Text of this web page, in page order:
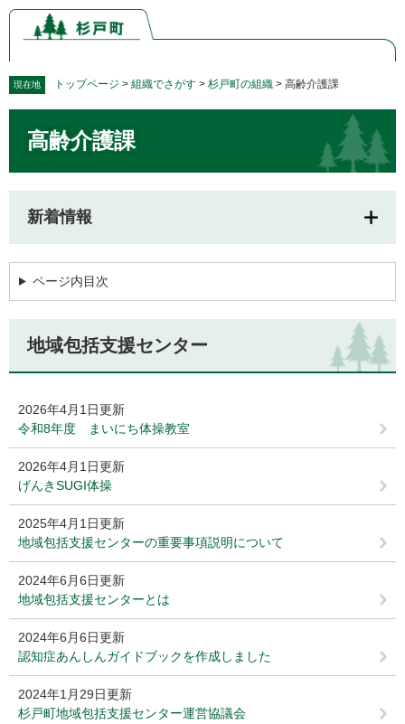
ペ
の
メ
ー
現在地 トップページ > 組織でさがす > 杉戸町の組織 > 高齢介護課
高齢介護課
新着情報
ページ内目次
地域包括支援センター
2026年4月1日更新
令和8年度 まいにち体操教室
2026年4月1日更新
げんきSUGI体操
2025年4月1日更新
地域包括支援センターの重要事項説明について
2024年6月6日更新
地域包括支援センターとは
2024年6月6日更新
認知症あんしんガイドブックを作成しました
2024年1月29日更新
杉戸町地域包括支援センター運営協議会